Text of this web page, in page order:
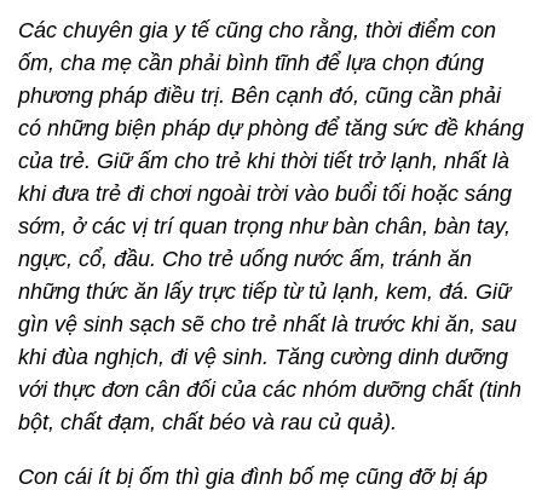
Các chuyên gia y tế cũng cho rằng, thời điểm con
ốm, cha mẹ cần phải bình tĩnh để lựa chọn đúng
phương pháp điều trị. Bên cạnh đó, cũng cần phải
có những biện pháp dự phòng để tăng sức đề kháng
của trẻ. Giữ ấm cho trẻ khi thời tiết trở lạnh, nhất là
khi đưa trẻ đi chơi ngoài trời vào buổi tối hoặc sáng
sớm, ở các vị trí quan trọng như bàn chân, bàn tay,
ngực, cổ, đầu. Cho trẻ uống nước ấm, tránh ăn
những thức ăn lấy trực tiếp từ tủ lạnh, kem, đá. Giữ
gìn vệ sinh sạch sẽ cho trẻ nhất là trước khi ăn, sau
khi đùa nghịch, đi vệ sinh. Tăng cường dinh dưỡng
với thực đơn cân đối của các nhóm dưỡng chất (tinh
bột, chất đạm, chất béo và rau củ quả).
Con cái ít bị ốm thì gia đình bố mẹ cũng đỡ bị áp